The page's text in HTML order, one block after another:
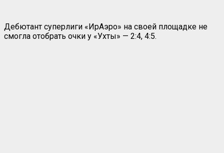
Дебютант суперлиги «ИрАэро» на своей площадке не
смогла отобрать очки у «Ухты» — 2:4, 4:5.